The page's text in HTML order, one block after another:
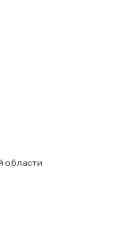
области